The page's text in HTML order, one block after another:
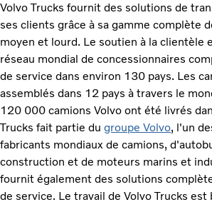
Volvo Trucks fournit des solutions de
ses clients grâce à sa gamme complète
moyen et lourd. Le soutien à la clientèle
réseau mondial de concessionnaires
de service dans environ 130 pays. Les
assemblés dans 12 pays à travers le
120 000 camions Volvo ont été livrés
Trucks fait partie du groupe Volvo, l'un
fabricants mondiaux de camions,
construction et de moteurs marins et
fournit également des solutions
de service. Le travail de Volvo Trucks est